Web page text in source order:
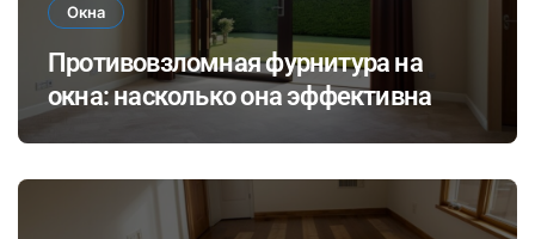
Окна
Противовзломная фурнитура на
окна: насколько она эффективна